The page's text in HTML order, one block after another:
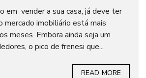
em vender a sua casa, já deve ter
mercado imobiliário está mais
meses. Embora ainda seja um
o pico de frenesi que...
READ MORE